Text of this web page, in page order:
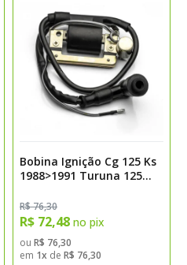
Bobina Ignição Cg 125 Ks
1988>1991 Turuna 125
Magnetron
R$ 76,30
R$ 72,48 no pix
ou R$ 76,30
em 1x de R$ 76,30